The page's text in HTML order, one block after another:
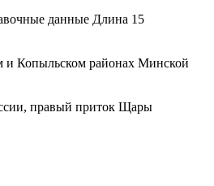
данные Длина 15
Копыльском районах Минской
правый приток Щары